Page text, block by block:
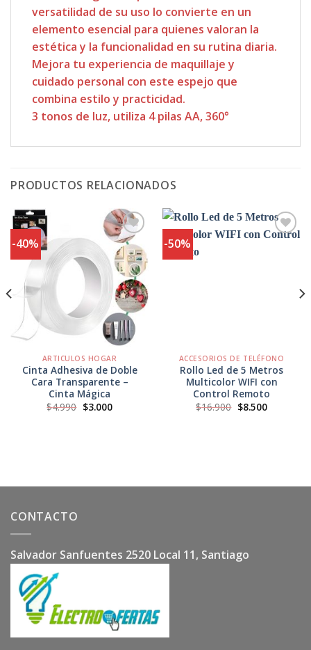
versatilidad de su uso lo convierte en un
elemento esencial para quienes valoran la
estética y la funcionalidad en su rutina diaria.
Mejora tu experiencia de maquillaje y
cuidado personal con este espejo que
combina estilo y practicidad.
3 tonos de luz, utiliza 4 pilas AA, 360°
PRODUCTOS RELACIONADOS
-40%
Agregar
a
Favoritos
ARTICULOS HOGAR
Cinta Adhesiva de Doble
Cara Transparente –
Cinta Mágica
$4.990 El
precio
$3.000El
precio
-50%
ACCESORIOS DE TELÉFONO
Rollo Led de 5 Metros
Multicolor WIFI con
Control Remoto
$16.900 El
precio
$8.500El
precio
CONTACTO
Salvador Sanfuentes 2520 Local 11, Santiago